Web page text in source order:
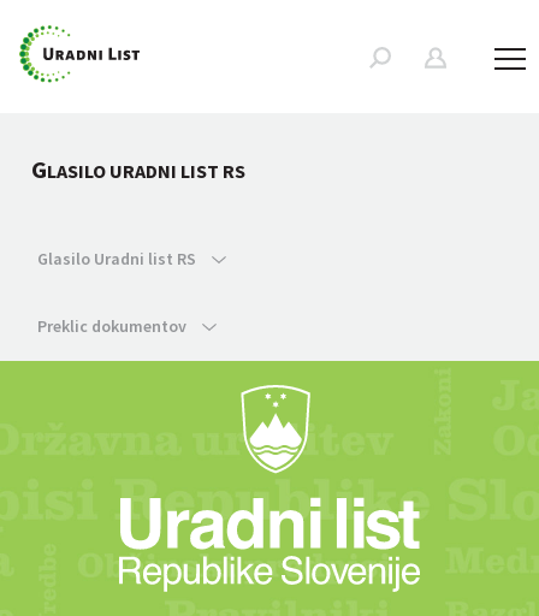
GLASILO URADNI LIST RS
Glasilo Uradni list RS
Preklic dokumentov